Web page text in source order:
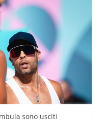
sono usciti